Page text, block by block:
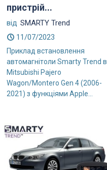
пристрій...
від SMARTY Trend
11/07/2023
Приклад встановлення
автомагнітоли Smarty Trend в
Mitsubishi Pajero
Wagon/Montero Gen 4 (2006-
2021) з функціями Apple...